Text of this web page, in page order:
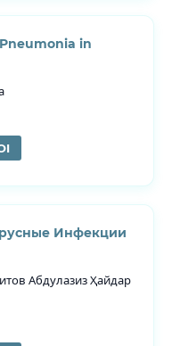
in
Инфекции
Абдулазиз Ҳайдар